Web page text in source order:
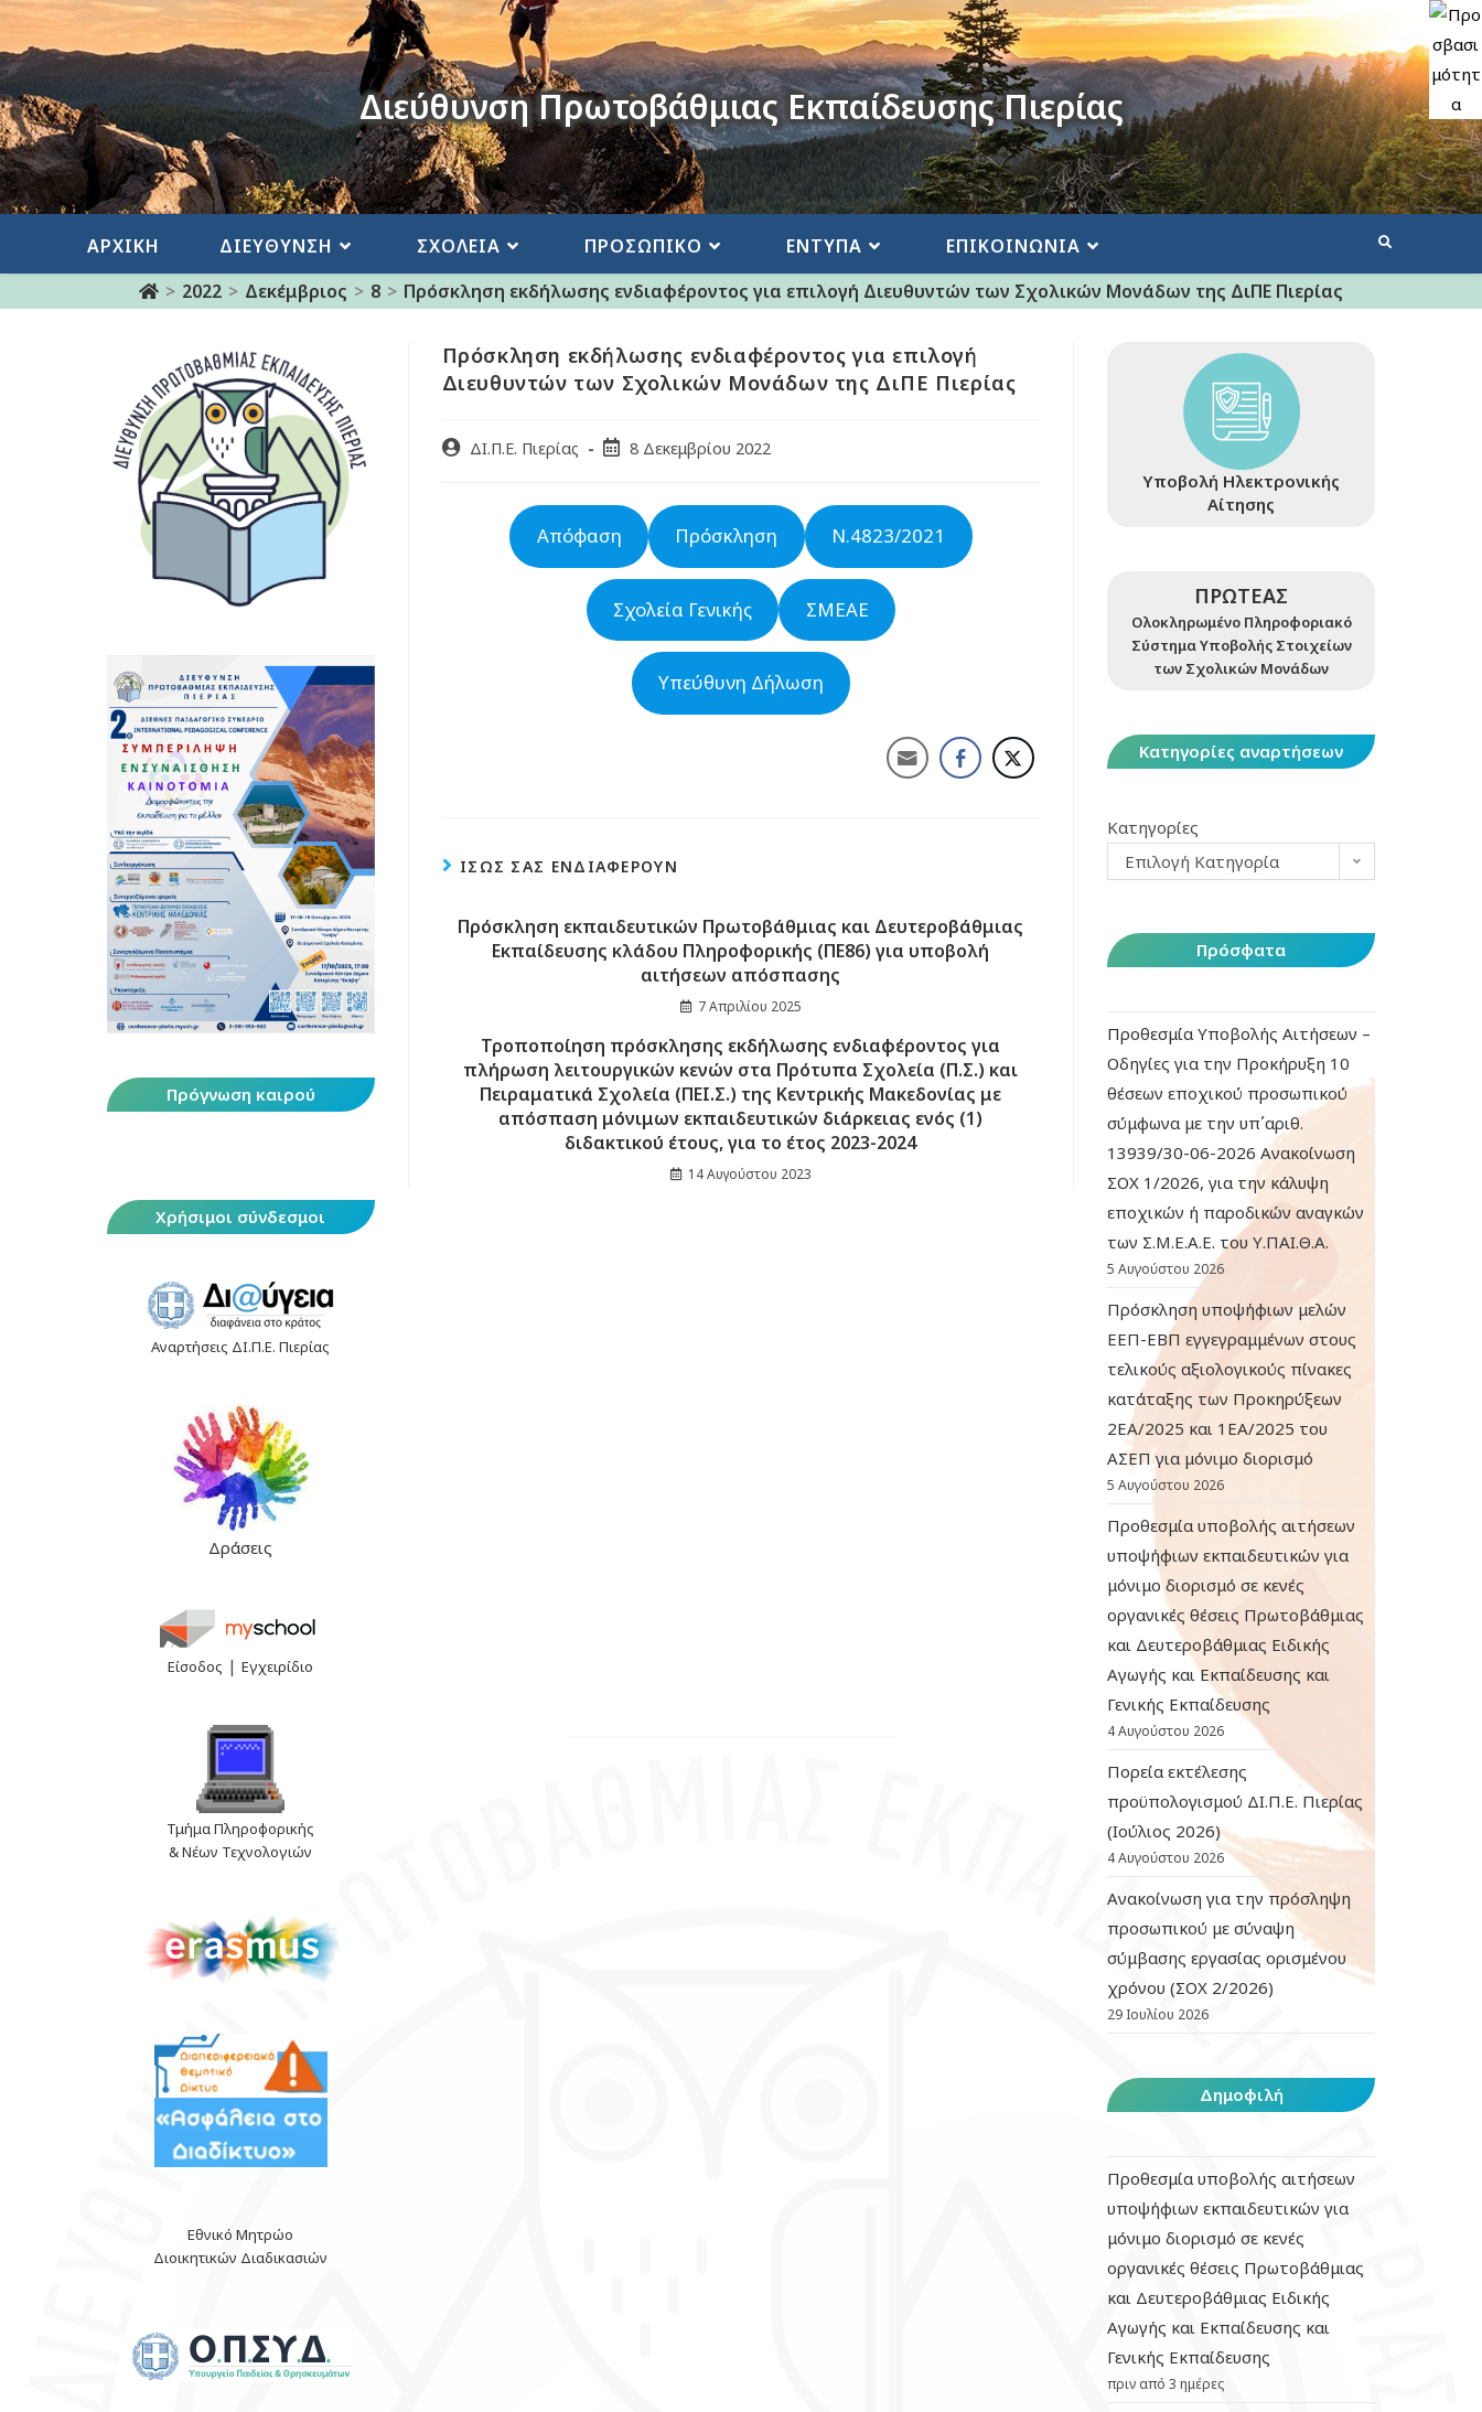
Διεύθυνση Πρωτοβάθμιας Εκπαίδευσης Πιερίας
ΑΡΧΙΚΗ ΔΙΕΥΘΥΝΣΗ ΣΧΟΛΕΙΑ ΠΡΟΣΩΠΙΚΟ ΕΝΤΥΠΑ
ΕΠΙΚΟΙΝΩΝΙΑ
> 2022 > Δεκέμβριος > 8 > Πρόσκληση εκδήλωσης ενδιαφέροντος για επιλογή Διευθυντών των Σχολικών Μονάδων της ΔιΠΕ Πιερίας
Πρόσκληση εκδήλωσης ενδιαφέροντος για επιλογή
Διευθυντών των Σχολικών Μονάδων της ΔιΠΕ Πιερίας
ΔΙ.Π.Ε. Πιερίας 8 Δεκεμβρίου 2022
Απόφαση Πρόσκληση Ν.4823/2021
Σχολεία Γενικής ΣΜΕΑΕ
Υπεύθυνη Δήλωση
ΊΣΩΣ ΣΑΣ ΕΝΔΙΑΦΈΡΟΥΝ
Πρόσκληση εκπαιδευτικών Πρωτοβάθμιας και Δευτεροβάθμιας
Εκπαίδευσης κλάδου Πληροφορικής (ΠΕ86) για υποβολή
αιτήσεων απόσπασης
7 Απριλίου 2025
Τροποποίηση πρόσκλησης εκδήλωσης ενδιαφέροντος για
πλήρωση λειτουργικών κενών στα Πρότυπα Σχολεία (Π.Σ.) και
Πειραματικά Σχολεία (ΠΕΙ.Σ.) της Κεντρικής Μακεδονίας με
απόσπαση μόνιμων εκπαιδευτικών διάρκειας ενός (1)
διδακτικού έτους, για το έτος 2023-2024
14 Αυγούστου 2023
Πρόγνωση καιρού
Χρήσιμοι σύνδεσμοι
Αναρτήσεις ΔΙ.Π.Ε. Πιερίας
Δράσεις
Είσοδος |Εγχειρίδιο
Τμήμα Πληροφορικής
& Νέων Τεχνολογιών
Εθνικό Μητρώο
Διοικητικών Διαδικασιών
Υποβολή Ηλεκτρονικής
Αίτησης
ΠΡΩΤΕΑΣ
Ολοκληρωμένο Πληροφοριακό
Σύστημα Υποβολής Στοιχείων
των Σχολικών Μονάδων
Κατηγορίες αναρτήσεων
Κατηγορίες
Επιλογή Κατηγορία
Πρόσφατα
Προθεσμία Υποβολής Αιτήσεων –
Οδηγίες για την Προκήρυξη 10
θέσεων εποχικού προσωπικού
σύμφωνα με την υπ΄αριθ.
13939/30-06-2026 Ανακοίνωση
ΣΟΧ 1/2026, για την κάλυψη
εποχικών ή παροδικών αναγκών
των Σ.Μ.Ε.Α.Ε. του Υ.ΠΑΙ.Θ.Α.
5 Αυγούστου 2026
Πρόσκληση υποψήφιων μελών
ΕΕΠ-ΕΒΠ εγγεγραμμένων στους
τελικούς αξιολογικούς πίνακες
κατάταξης των Προκηρύξεων
2ΕΑ/2025 και 1ΕΑ/2025 του
ΑΣΕΠ για μόνιμο διορισμό
5 Αυγούστου 2026
Προθεσμία υποβολής αιτήσεων
υποψήφιων εκπαιδευτικών για
μόνιμο διορισμό σε κενές
οργανικές θέσεις Πρωτοβάθμιας
και Δευτεροβάθμιας Ειδικής
Αγωγής και Εκπαίδευσης και
Γενικής Εκπαίδευσης
4 Αυγούστου 2026
Πορεία εκτέλεσης
προϋπολογισμού ΔΙ.Π.Ε. Πιερίας
(Ιούλιος 2026)
4 Αυγούστου 2026
Ανακοίνωση για την πρόσληψη
προσωπικού με σύναψη
σύμβασης εργασίας ορισμένου
χρόνου (ΣΟΧ 2/2026)
29 Ιουλίου 2026
Δημοφιλή
Προθεσμία υποβολής αιτήσεων
υποψήφιων εκπαιδευτικών για
μόνιμο διορισμό σε κενές
οργανικές θέσεις Πρωτοβάθμιας
και Δευτεροβάθμιας Ειδικής
Αγωγής και Εκπαίδευσης και
Γενικής Εκπαίδευσης
πριν από 3 ημέρες